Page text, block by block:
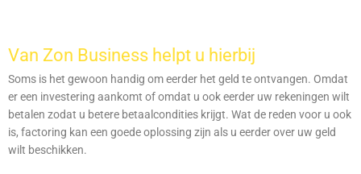
Van Zon Business helpt u hierbij
Soms is het gewoon handig om eerder het geld te ontvangen. Omdat
er een investering aankomt of omdat u ook eerder uw rekeningen wilt
betalen zodat u betere betaalcondities krijgt. Wat de reden voor u ook
is, factoring kan een goede oplossing zijn als u eerder over uw geld
wilt beschikken.